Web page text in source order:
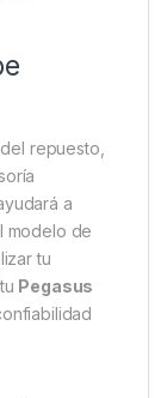
repuesto,
a
modelo de
tu
Pegasus